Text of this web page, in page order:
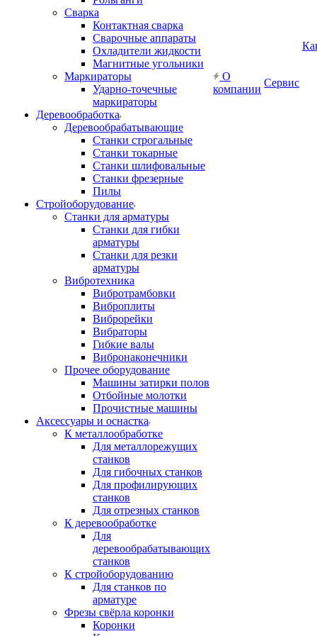
Сварка
Контактная сварка
Сварочные аппараты
Охладители жидкости
Магнитные угольники
Маркираторы
Ударно-точечные
маркираторы
Деревообработка
Деревообрабатывающие
Станки строгальные
Станки токарные
Станки шлифовальные
Станки фрезерные
Пилы
Стройоборудование
Станки для арматуры
Станки для гибки
арматуры
Станки для резки
арматуры
Вибротехника
Вибротрамбовки
Виброплиты
Виброрейки
Вибраторы
Гибкие валы
Вибронаконечники
Прочее оборудование
Машины затирки полов
Отбойные молотки
Прочистные машины
Аксeccyapы и оснастка
К металлообработке
Для металлорежущих
станков
Для гибочных станков
Для профилирующих
станков
Для отрезных станков
К деревообработке
Для
деревообрабатывающих
станков
К стройоборудованию
Для станков по
арматуре
Фрезы свёрла коронки
Коронки
О
компании
Сервис